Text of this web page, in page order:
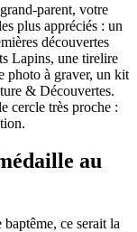
parent, votre
plus appréciés : un
découvertes
Lapins, une tirelire
photo à graver, un kit
& Découvertes.
cercle très proche :
au
ce serait la